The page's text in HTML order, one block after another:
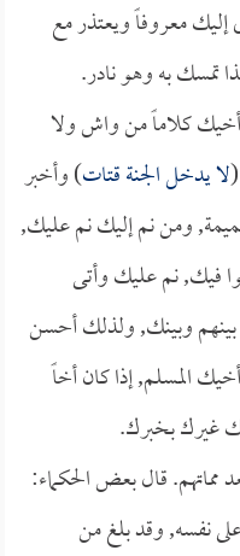
معروفاً ويعتذر مع
تمسك به وهو نادر.
كلاماً من واش ولا
(لا يدخل الجنة قتات) وأخبر
ومن نم إليك نم عليك,
فيك, نم عليك وأتى
بينهم وبينك, ولذلك أحسن
المسلم, إذا كان أخاً
غيرك بخبرك.
مماتهم. قال بعض الحكماء:
نفسه, وقد بلغ من